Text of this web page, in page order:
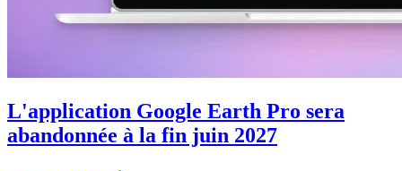
L'application Google Earth Pro sera
abandonnée à la fin juin 2027